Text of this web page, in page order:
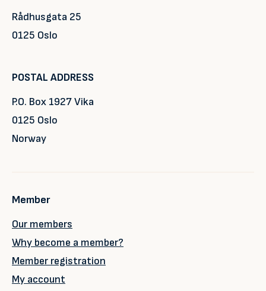
Rådhusgata 25
0125 Oslo
POSTAL ADDRESS
P.O. Box 1927 Vika
0125 Oslo
Norway
Member
Our members
Why become a member?
Member registration
My account